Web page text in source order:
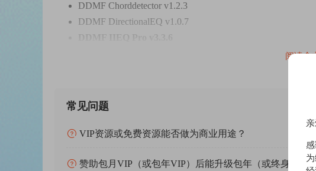
DDMF Chorddetector v1.2.3
DDMF DirectionalEQ v1.0.7
DDMF NYCompressor v2.2.6
DDMF SuperPlugin v1.0.6
DDMF TubePreamp v2.1.3
阅读全
常见问题
VIP资源或免费资源能否做为商业用途？
赞助包月VIP（或包年VIP）后能升级包年（或终身VIP